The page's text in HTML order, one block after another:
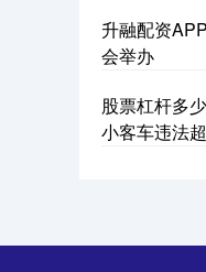
升融配资
会举办
股票杠杆多
小客车违法